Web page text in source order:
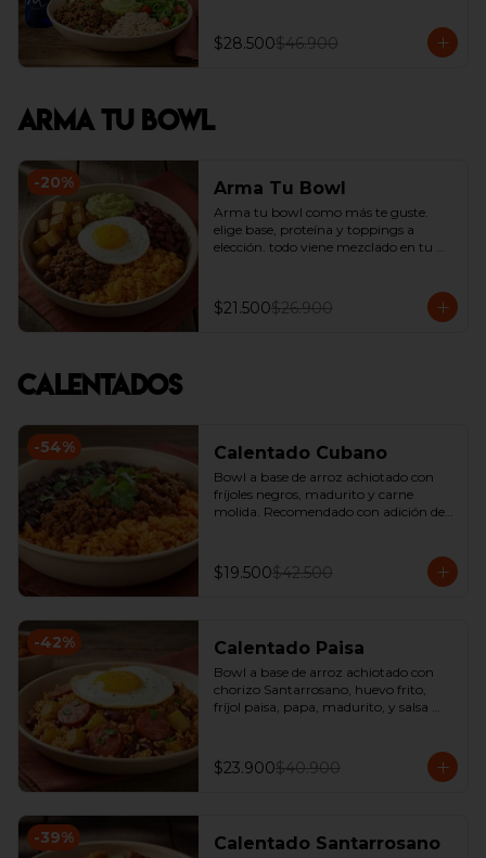
$28.500$46.900
Arma Tu Bowl
-20% Arma Tu Bowl
Arma tu bowl como más te guste.
elige base, proteína y toppings a
elección. todo viene mezclado en tu
$21.500$26.900
Calentados
-54% Calentado Cubano
Bowl a base de arroz achiotado con
fríjoles negros, madurito y carne
molida. Recomendado con adición de
$19.500$42.500
-42% Calentado Paisa
Bowl a base de arroz achiotado con
chorizo Santarrosano, huevo frito,
fríjol paisa, papa, madurito, y salsa
$23.900$40.900
-39% Calentado Santarrosano